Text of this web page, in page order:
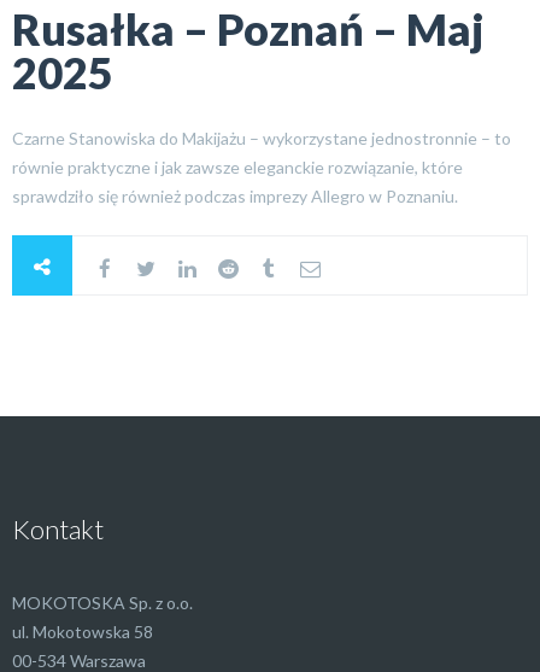
Rusałka – Poznań – Maj
2025
Czarne Stanowiska do Makijażu – wykorzystane jednostronnie – to
równie praktyczne i jak zawsze eleganckie rozwiązanie, które
sprawdziło się również podczas imprezy Allegro w Poznaniu.
Kontakt
MOKOTOSKA Sp. z o.o.
ul. Mokotowska 58
00-534 Warszawa